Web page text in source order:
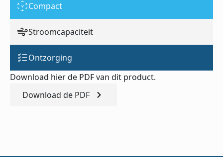
Compact
Stroomcapaciteit
Ontzorging
Download hier de PDF van dit product.
Download de PDF